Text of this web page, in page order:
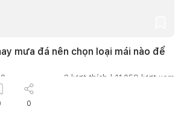
mưa đá nên chọn loại mái nào để
2 lượt thích | 11.059 lượt xem
0